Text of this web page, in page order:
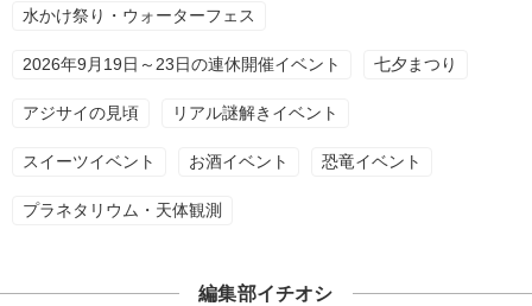
水かけ祭り・ウォーターフェス
2026年9月19日～23日の連休開催イベント 七夕まつり
アジサイの見頃 リアル謎解きイベント
スイーツイベント お酒イベント 恐竜イベント
プラネタリウム・天体観測
編集部イチオシ